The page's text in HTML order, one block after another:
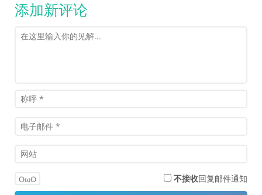
添加新评论
OωO 不接收回复邮件通知